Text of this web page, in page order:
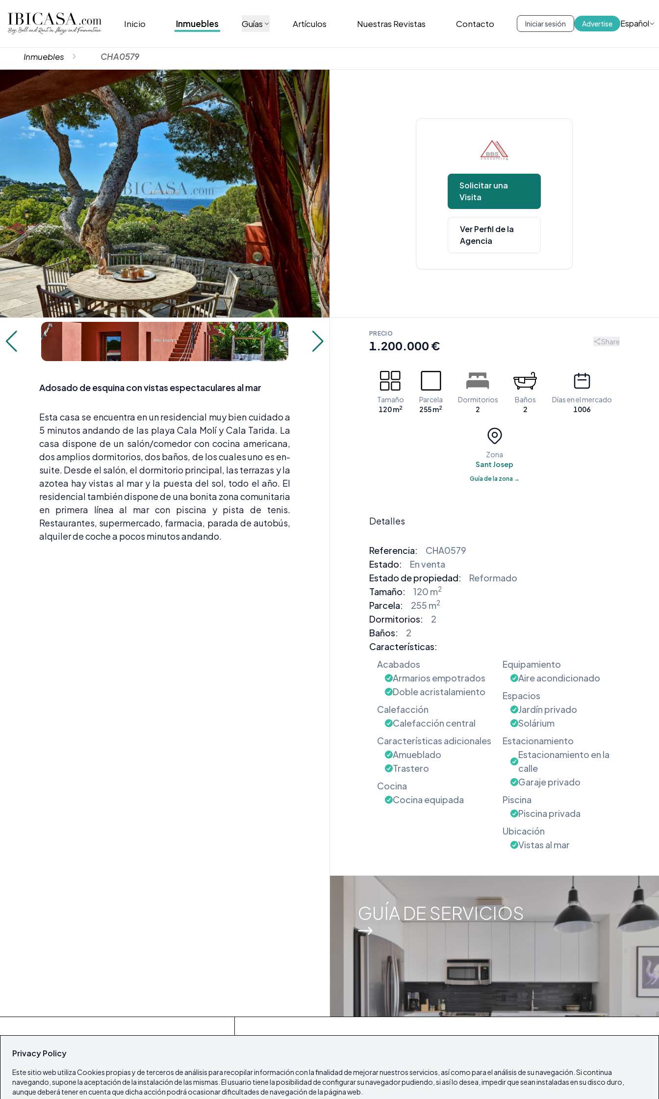
Privacy Policy
Este sitio web utiliza Cookies propias y de terceros de análisis para recopilar información con la finalidad de mejorar nuestros servicios, así como para el análisis de su navegación. Si continua
navegando, supone la aceptación de la instalación de las mismas. El usuario tiene la posibilidad de configurar su navegador pudiendo, si así lo desea, impedir que sean instaladas en su disco duro,
aunque deberá tener en cuenta que dicha acción podrá ocasionar dificultades de navegación de la página web.
Inicio Inmuebles Guías Artículos Nuestras Revistas Contacto Iniciar sesión Advertise Español
Inmuebles CHA0579
Solicitar una
Visita
Ver Perfil de la
Agencia
Adosado de esquina con vistas espectaculares al mar
Esta casa se encuentra en un residencial muy bien cuidado a
5 minutos andando de las playa Cala Molí y Cala Tarida. La
casa dispone de un salón/comedor con cocina americana,
dos amplios dormitorios, dos baños, de los cuales uno es en-
suite. Desde el salón, el dormitorio principal, las terrazas y la
azotea hay vistas al mar y la puesta del sol, todo el año. El
residencial también dispone de una bonita zona comunitaria
en primera línea al mar con piscina y pista de tenis.
Restaurantes, supermercado, farmacia, parada de autobús,
alquiler de coche a pocos minutos andando.
PRECIO
1.200.000 € Share
Tamaño
120 m2
Parcela
255 m2
Dormitorios
2
Baños
2
Días en el mercado
1006
Zona
Sant Josep
Guía de la zona →
Detalles
Referencia:
CHA0579
Estado:
En venta
Estado de propiedad:
Reformado
Tamaño:
120 m2
Parcela: 255 m2
Dormitorios:
2
Baños:
2
Características:
Acabados
Armarios empotrados
Doble acristalamiento
Calefacción
Calefacción central
Características adicionales
Amueblado
Trastero
Cocina
Cocina equipada
Equipamiento
Aire acondicionado
Espacios
Jardín privado
Solárium
Estacionamiento
Estacionamiento en la
calle
Garaje privado
Piscina
Piscina privada
Ubicación
Vistas al mar
GUÍA DE SERVICIOS
Política de cookies Política de Privacidad ibicasarealestate ibicasarealestate